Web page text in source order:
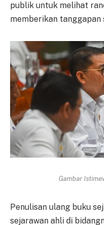
publik untuk melihat
memberikan tanggapan
Gambar
Penulisan ulang buku
sejarawan ahli di